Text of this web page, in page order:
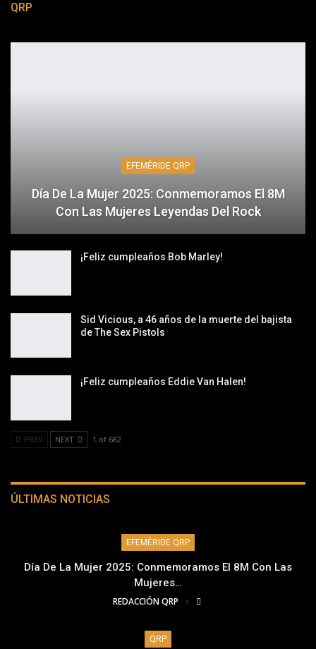
QRP
EFEMÉRIDE QRP
Día De La Mujer 2025: Conmemoramos El 8M
Con Las Mujeres Leyendas Del Rock
¡Feliz cumpleaños Bob Marley!
Sid Vicious, a 46 años de la muerte del bajista
de The Sex Pistols
¡Feliz cumpleaños Eddie Van Halen!
PREV NEXT 1 of 682
ÚLTIMAS NOTICIAS
EFEMÉRIDE QRP
Día De La Mujer 2025: Conmemoramos El 8M Con Las
Mujeres…
REDACCIÓN QRP
QRP